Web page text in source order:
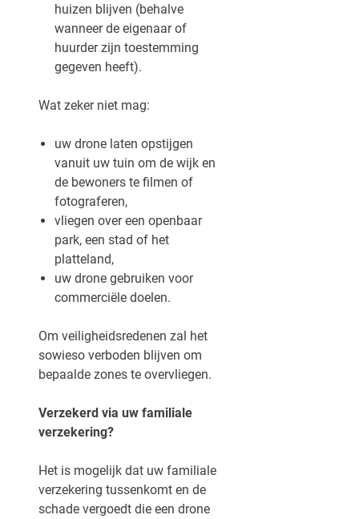
huizen blijven (behalve
wanneer de eigenaar of
huurder zijn toestemming
gegeven heeft).
Wat zeker niet mag:
uw drone laten opstijgen
vanuit uw tuin om de wijk en
de bewoners te filmen of
fotograferen,
vliegen over een openbaar
park, een stad of het
platteland,
uw drone gebruiken voor
commerciële doelen.
Om veiligheidsredenen zal het
sowieso verboden blijven om
bepaalde zones te overvliegen.
Verzekerd via uw familiale
verzekering?
Het is mogelijk dat uw familiale
verzekering tussenkomt en de
schade vergoedt die een drone